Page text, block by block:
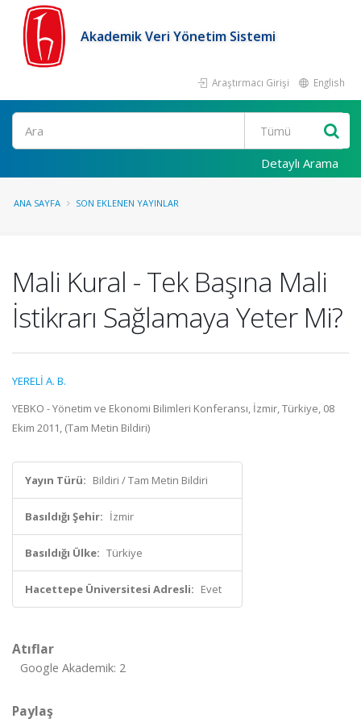
Akademik Veri Yönetim Sistemi
Araştırmacı Girişi English
Ara
Detaylı Arama
ANA SAYFA SON EKLENEN YAYINLAR
Mali Kural - Tek Başına Mali
İstikrarı Sağlamaya Yeter Mi?
YERELİ A. B.
YEBKO - Yönetim ve Ekonomi Bilimleri Konferansı, İzmir, Türkiye, 08
Ekim 2011, (Tam Metin Bildiri)
Yayın Türü: Bildiri / Tam Metin Bildiri
Basıldığı Şehir: İzmir
Basıldığı Ülke: Türkiye
Hacettepe Üniversitesi Adresli: Evet
Atıflar
Google Akademik: 2
Paylaş